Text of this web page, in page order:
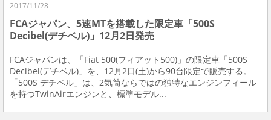
2017/11/28
FCAジャパン、5速MTを搭載した限定車「500S
Decibel(デチベル)」12月2日発売
FCAジャパンは、「Fiat 500(フィアット500)」の限定車「500S
Decibel(デチベル)」を、12月2日(土)から90台限定で販売する。
「500S デチベル」は、2気筒ならではの独特なエンジンフィール
を持つTwinAirエンジンと、標準モデル...